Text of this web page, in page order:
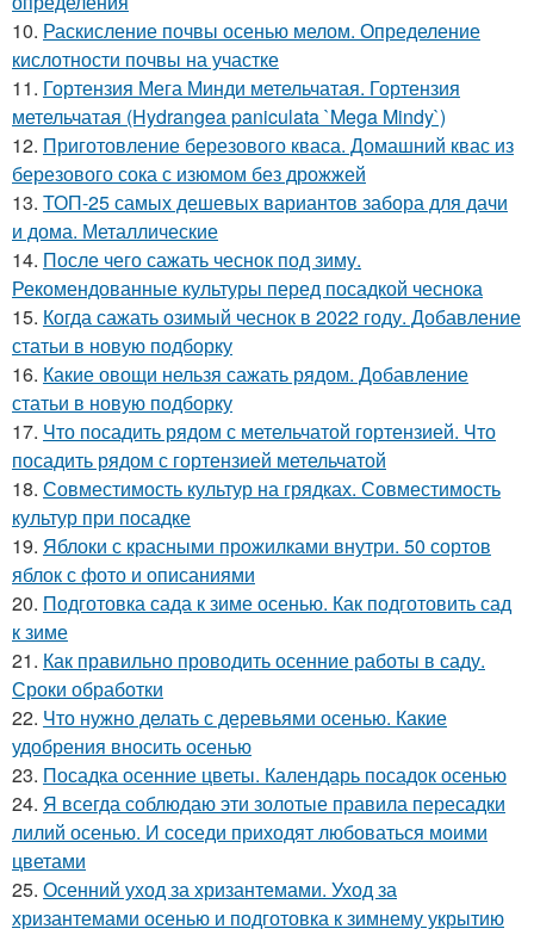
10. Раскисление почвы осенью мелом. Определение
кислотности почвы на участке
11. Гортензия Мега Минди метельчатая. Гортензия
метельчатая (Hydrangea paniculata `Mega Mindy`)
12. Приготовление березового кваса. Домашний квас из
березового сока с изюмом без дрожжей
13. ТОП-25 самых дешевых вариантов забора для дачи
и дома. Металлические
14. После чего сажать чеснок под зиму.
Рекомендованные культуры перед посадкой чеснока
15. Когда сажать озимый чеснок в 2022 году. Добавление
статьи в новую подборку
16. Какие овощи нельзя сажать рядом. Добавление
статьи в новую подборку
17. Что посадить рядом с метельчатой гортензией. Что
посадить рядом с гортензией метельчатой
18. Совместимость культур на грядках. Совместимость
культур при посадке
19. Яблоки с красными прожилками внутри. 50 сортов
яблок с фото и описаниями
20. Подготовка сада к зиме осенью. Как подготовить сад
к зиме
21. Как правильно проводить осенние работы в саду.
Сроки обработки
22. Что нужно делать с деревьями осенью. Какие
удобрения вносить осенью
23. Посадка осенние цветы. Календарь посадок осенью
24. Я всегда соблюдаю эти золотые правила пересадки
лилий осенью. И соседи приходят любоваться моими
цветами
25. Осенний уход за хризантемами. Уход за
хризантемами осенью и подготовка к зимнему укрытию